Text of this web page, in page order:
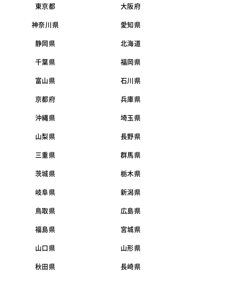
東京都 大阪府
神奈川県 愛知県
静岡県 北海道
千葉県 福岡県
富山県 石川県
京都府 兵庫県
沖縄県 埼玉県
山梨県 長野県
三重県 群馬県
茨城県 栃木県
岐阜県 新潟県
鳥取県 広島県
福島県 宮城県
山口県 山形県
秋田県 長崎県